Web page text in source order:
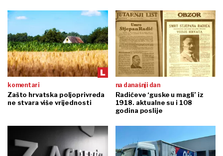
komentari
Zašto hrvatska poljoprivreda
ne stvara više vrijednosti
na današnji dan
Radićeve ‘guske u magli’ iz
1918. aktualne su i 108
godina poslije